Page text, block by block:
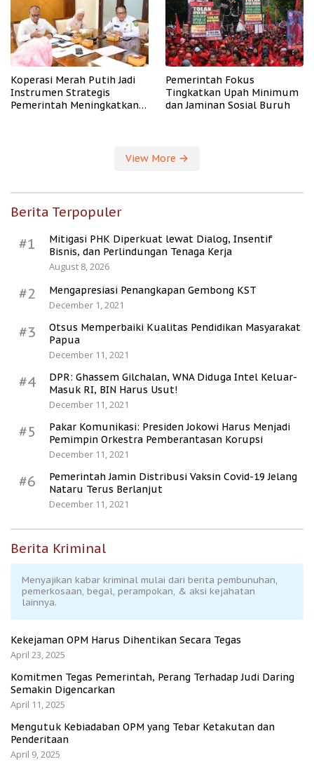
Koperasi Merah Putih Jadi
Instrumen Strategis
Pemerintah Meningkatkan
Pemerintah Fokus
Tingkatkan Upah Minimum
dan Jaminan Sosial Buruh
View More
Berita Terpopuler
#1
Mitigasi PHK Diperkuat lewat Dialog, Insentif
Bisnis, dan Perlindungan Tenaga Kerja
August 8, 2026
#2
Mengapresiasi Penangkapan Gembong KST
December 1, 2021
#3
Otsus Memperbaiki Kualitas Pendidikan Masyarakat
Papua
December 11, 2021
#4
DPR: Ghassem Gilchalan, WNA Diduga Intel Keluar-
Masuk RI, BIN Harus Usut!
December 11, 2021
#5
Pakar Komunikasi: Presiden Jokowi Harus Menjadi
Pemimpin Orkestra Pemberantasan Korupsi
December 11, 2021
#6
Pemerintah Jamin Distribusi Vaksin Covid-19 Jelang
Nataru Terus Berlanjut
December 11, 2021
Berita Kriminal
Menyajikan kabar kriminal mulai dari berita pembunuhan,
pemerkosaan, begal, perampokan, & aksi kejahatan
lainnya.
Kekejaman OPM Harus Dihentikan Secara Tegas
April 23, 2025
Komitmen Tegas Pemerintah, Perang Terhadap Judi Daring
Semakin Digencarkan
April 11, 2025
Mengutuk Kebiadaban OPM yang Tebar Ketakutan dan
Penderitaan
April 9, 2025